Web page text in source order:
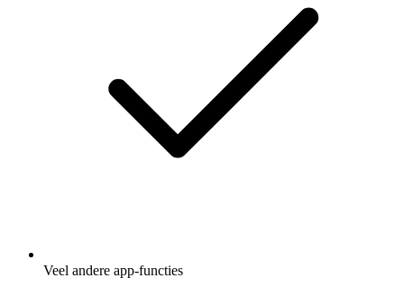
Veel andere app-functies